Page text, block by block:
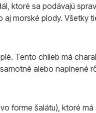
ktoré sa podávajú
morské plody. Všetky
Tento chlieb má
alebo naplnené
forme šalátu), ktoré